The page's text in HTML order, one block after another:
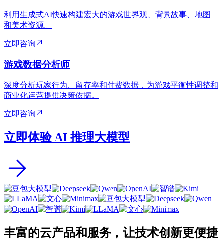
利用生成式AI快速构建宏大的游戏世界观、背景故事、地图
和美术资源。
立即咨询
游戏数据分析师
深度分析玩家行为、留存率和付费数据，为游戏平衡性调整和
商业化运营提供决策依据。
立即咨询
立即体验 AI 推理大模型
丰富的云产品和服务，让技术创新更便捷